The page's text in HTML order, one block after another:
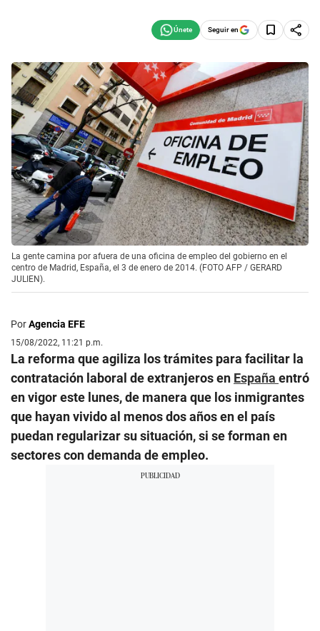
Seguir en
La gente camina por afuera de una oficina de empleo del gobierno en el
centro de Madrid, España, el 3 de enero de 2014. (FOTO AFP / GERARD
JULIEN).
PorAgencia EFE
15/08/2022, 11:21 p.m.
La reforma que agiliza los trámites para facilitar la
contratación laboral de extranjeros en España entró
en vigor este lunes, de manera que los inmigrantes
que hayan vivido al menos dos años en el país
puedan regularizar su situación, si se forman en
sectores con demanda de empleo.